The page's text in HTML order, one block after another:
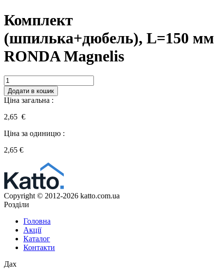
Комплект
(шпилька+дюбель), L=150 мм
RONDA Magnelis
Кількість
Додати в кошик
Ціна загальна :
2,65 €
Ціна за одиницю :
2,65 €
Copyright © 2012-2026 katto.com.ua
Розділи
Головна
Акції
Каталог
Контакти
Дах